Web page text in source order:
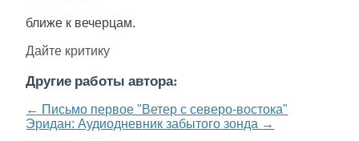
ближе к вечерцам.
Дайте критику
Другие работы автора:
← Письмо первое "Ветер с северо-востока"
Эридан: Аудиодневник забытого зонда →